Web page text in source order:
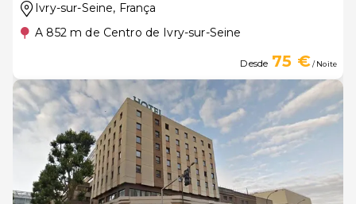
Ivry-sur-Seine, França
A 852 m de Centro de Ivry-sur-Seine
Desde 75 €/ Noite